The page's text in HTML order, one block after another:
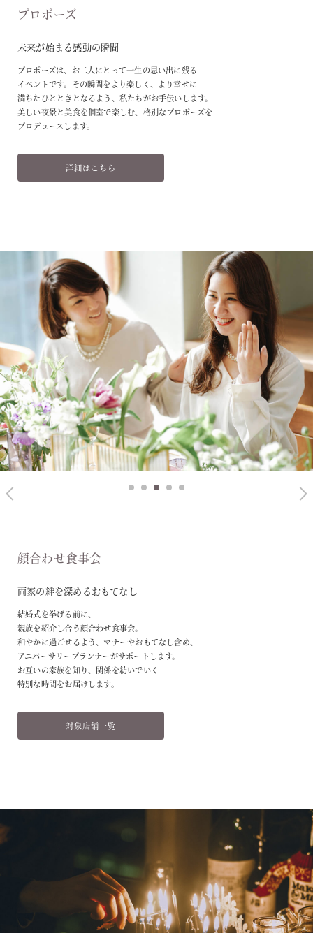
プロポーズ
未来が始まる感動の瞬間
プロポーズは、お二人にとって一生の思い出に残る
イベントです。その瞬間をより楽しく、より幸せに
満ちたひとときとなるよう、私たちがお手伝いします。
美しい夜景と美食を個室で楽しむ、格別なプロポーズを
プロデュースします。
詳細はこちら
1 2 3 4 5
顔合わせ食事会
両家の絆を深めるおもてなし
結婚式を挙げる前に、
親族を紹介し合う顔合わせ食事会。
和やかに過ごせるよう、マナーやおもてなし含め、
アニバーサリープランナーがサポートします。
お互いの家族を知り、関係を紡いでいく
特別な時間をお届けします。
対象店舗一覧